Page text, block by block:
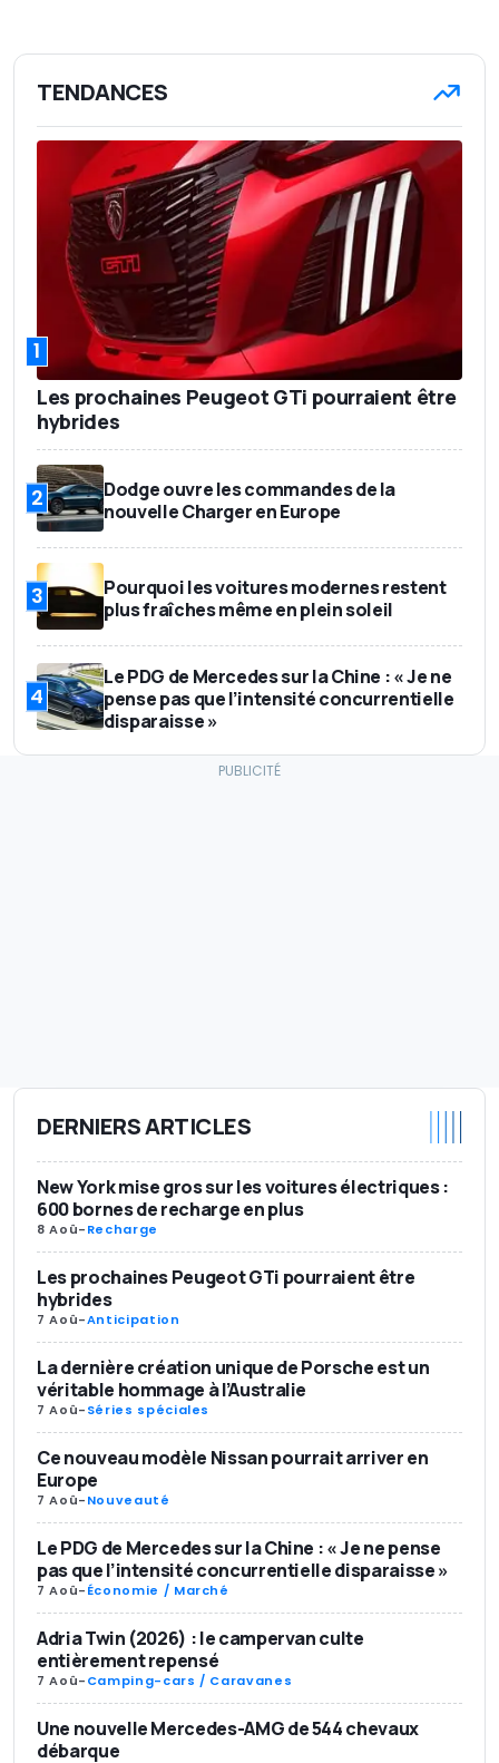
TENDANCES
1
Les prochaines Peugeot GTi pourraient être
hybrides
2
Dodge ouvre les commandes de la
nouvelle Charger en Europe
3
Pourquoi les voitures modernes restent
plus fraîches même en plein soleil
4
Le PDG de Mercedes sur la Chine : « Je ne
pense pas que l’intensité concurrentielle
disparaisse »
DERNIERS ARTICLES
New York mise gros sur les voitures électriques :
600 bornes de recharge en plus
8 Aoû-Recharge
Les prochaines Peugeot GTi pourraient être
hybrides
7 Aoû-Anticipation
La dernière création unique de Porsche est un
véritable hommage à l’Australie
7 Aoû-Séries spéciales
Ce nouveau modèle Nissan pourrait arriver en
Europe
7 Aoû-Nouveauté
Le PDG de Mercedes sur la Chine : « Je ne pense
pas que l’intensité concurrentielle disparaisse »
7 Aoû-Économie / Marché
Adria Twin (2026) : le campervan culte
entièrement repensé
7 Aoû-Camping-cars / Caravanes
Une nouvelle Mercedes-AMG de 544 chevaux
débarque